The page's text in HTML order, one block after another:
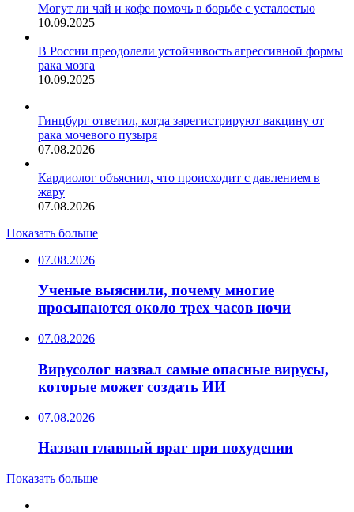
Могут ли чай и кофе помочь в борьбе с усталостью
10.09.2025
В России преодолели устойчивость агрессивной формы
рака мозга
10.09.2025
Гинцбург ответил, когда зарегистрируют вакцину от
рака мочевого пузыря
07.08.2026
Кардиолог объяснил, что происходит с давлением в
жару
07.08.2026
Показать больше
07.08.2026
Ученые выяснили, почему многие
просыпаются около трех часов ночи
07.08.2026
Вирусолог назвал самые опасные вирусы,
которые может создать ИИ
07.08.2026
Назван главный враг при похудении
Показать больше